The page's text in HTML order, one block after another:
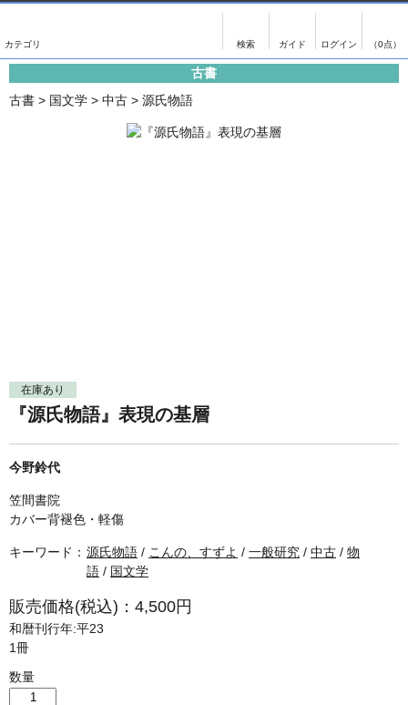
（0点）
影印資料
単行本◆日本語史
単行本◆美術
Ｗｅｂ版
美本なし
書誌学・目録
古書目録
画像がある商品のみ検索
古書
古書 > 国文学 > 中古 > 源氏物語
在庫あり
『源氏物語』表現の基層
今野鈴代
笠間書院
カバー背褪色・軽傷
キーワード： 源氏物語 / こんの、すずよ / 一般研究 / 中古 / 物
語 / 国文学
販売価格(税込)：4,500円
和暦刊行年:平23
1冊
数量